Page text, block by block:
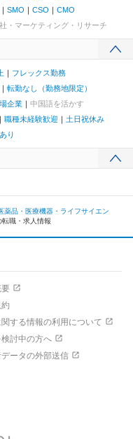
SMO CSO
CMO
・マーケティング・リサーチ
フレックス勤務
転勤なし（勤務地限定）
場企業
中国語を活かす
職種未経験歓迎
土日祝休み
り
薬品・医療機器・ライフサイエン
職・求人情報
する情報の利用について
討中の方へ
ータの外部送信